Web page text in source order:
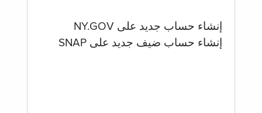
إنشاء حساب جديد على NY.GOV
إنشاء حساب ضيف جديد على SNAP